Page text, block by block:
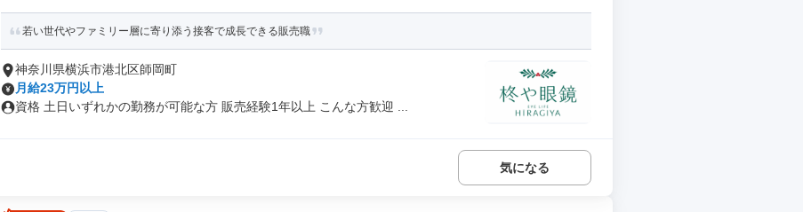
若い世代やファミリー層に寄り添う接客で成長できる販売職
神奈川県横浜市港北区師岡町
月給23万円以上
資格 土日いずれかの勤務が可能な方 販売経験1年以上 こんな方歓迎 ...
気になる